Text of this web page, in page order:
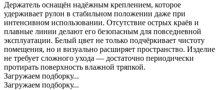
Держатель оснащён надёжным креплением, которое
удерживает рулон в стабильном положении даже при
интенсивном использовании. Отсутствие острых краёв и
плавные линии делают его безопасным для повседневной
эксплуатации. Белый цвет не только подчёркивает чистоту
помещения, но и визуально расширяет пространство. Изделие
не требует сложного ухода — достаточно периодически
протирать поверхность влажной тряпкой.
Загружаем подборку...
Загружаем подборку...